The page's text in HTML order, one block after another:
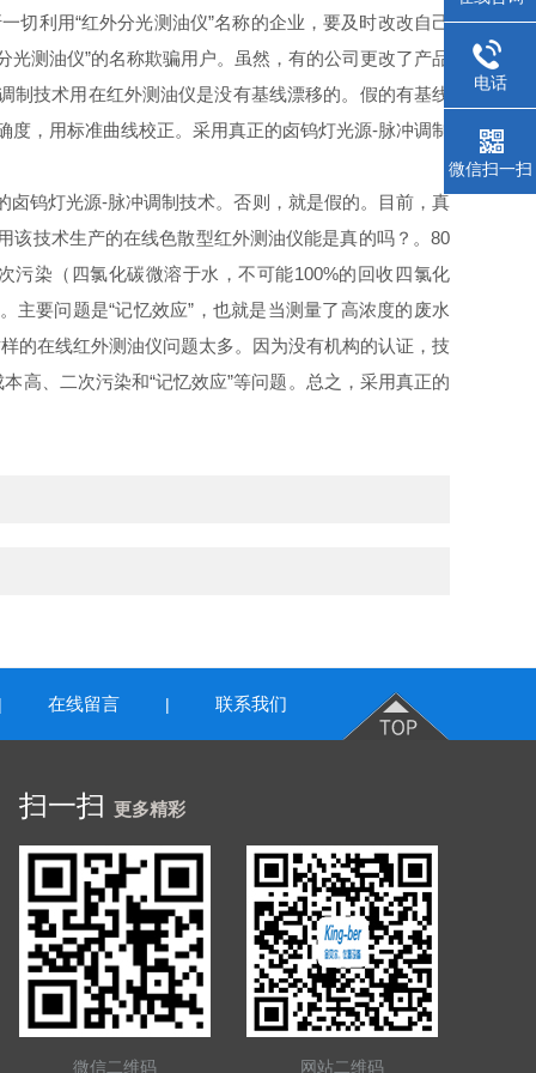
切利用“红外分光测油仪”名称的企业，要及时改改自己
测油仪”的名称欺骗用户。虽然，有的公司更改了产品
制技术用在红外测油仪是没有基线漂移的。假的有基线
度，用标准曲线校正。采用真正的卤钨灯光源-脉冲调制
卤钨灯光源-脉冲调制技术。否则，就是假的。目前，真
该技术生产的在线色散型红外测油仪能是真的吗？。80
污染（四氯化碳微溶于水，不可能100%的回收四氯化
要问题是“记忆效应”，也就是当测量了高浓度的废水
的在线红外测油仪问题太多。因为没有机构的认证，技
高、二次污染和“记忆效应”等问题。总之，采用真正的
在线留言 | 联系我们
扫一扫 更多精彩
微信二维码 网站二维码
电话
微信扫一扫